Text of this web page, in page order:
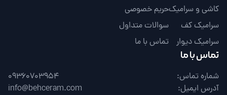
کاشی و سرامیک
سرامیک کف
سرامیک دیوار
حریم خصوصی
سوالات متداول
تماس با ما
تماس با ما
شماره تماس:
09360703954
آدرس ایمیل:
info@behceram.com